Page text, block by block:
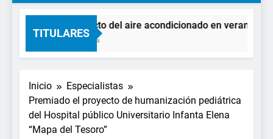
TITULARES
El impacto del aire acondicionado en verano:
4 Días Atrás
Inicio
Especialistas
Premiado el proyecto de humanización pediátrica
del Hospital público Universitario Infanta Elena
“Mapa del Tesoro”